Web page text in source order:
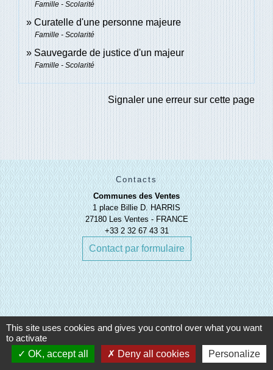
Famille - Scolarité
Curatelle d'une personne majeure
Famille - Scolarité
Sauvegarde de justice d'un majeur
Famille - Scolarité
Signaler une erreur sur cette page
Contacts
Communes des Ventes
1 place Billie D. HARRIS
27180 Les Ventes - FRANCE
+33 2 32 67 43 31
Contact par formulaire
Liens
This site uses cookies and gives you control over what you want
to activate
OK, accept all
Deny all cookies Personalize